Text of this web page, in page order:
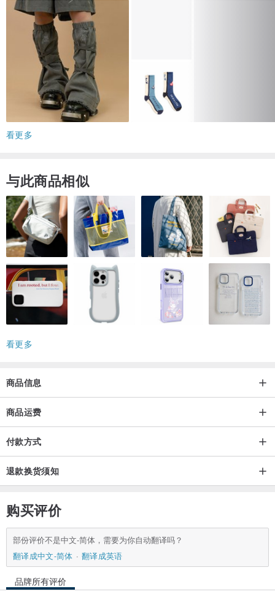
看更多
与此商品相似
看更多
商品信息
商品运费
付款方式
退款换货须知
购买评价
部份评价不是中文-简体，需要为你自动翻译吗？
翻译成中文-简体
翻译成英语
品牌所有评价